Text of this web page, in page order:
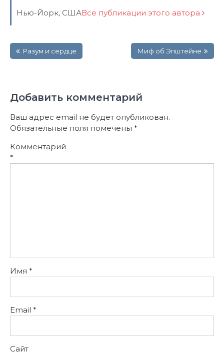
Нью-Йорк, СШАВсе публикации этого автора
по Разум и сердце Миф об Эпштейне
Добавить комментарий
Ваш адрес email не будет опубликован.
Обязательные поля помечены *
Комментарий
*
Имя *
Email *
Сайт